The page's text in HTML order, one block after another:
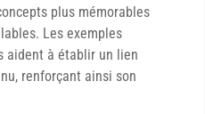
plus mémorables
Les exemples
aident à établir un lien
renforçant ainsi son